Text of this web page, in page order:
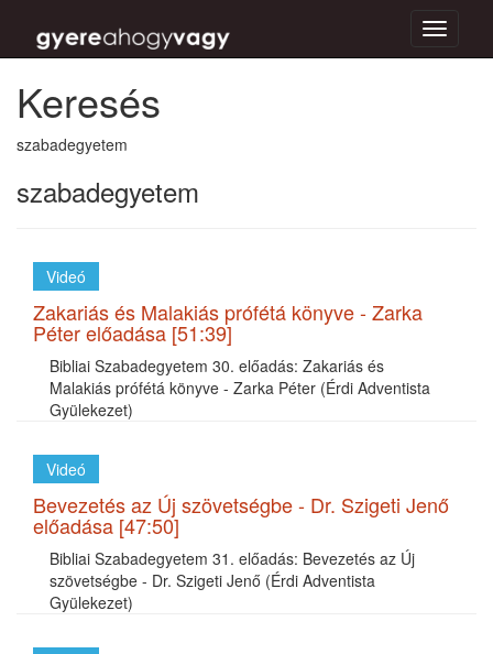
Toggle
Keresés
szabadegyetem
szabadegyetem
Videó
Zakariás és Malakiás prófétá könyve - Zarka
Péter előadása [51:39]
Bibliai Szabadegyetem 30. előadás: Zakariás és
Malakiás prófétá könyve - Zarka Péter (Érdi Adventista
Gyülekezet)
Videó
Bevezetés az Új szövetségbe - Dr. Szigeti Jenő
előadása [47:50]
Bibliai Szabadegyetem 31. előadás: Bevezetés az Új
szövetségbe - Dr. Szigeti Jenő (Érdi Adventista
Gyülekezet)